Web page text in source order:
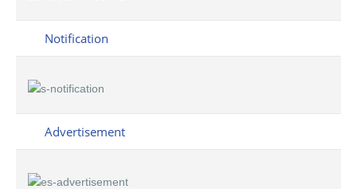
Notification
Advertisement